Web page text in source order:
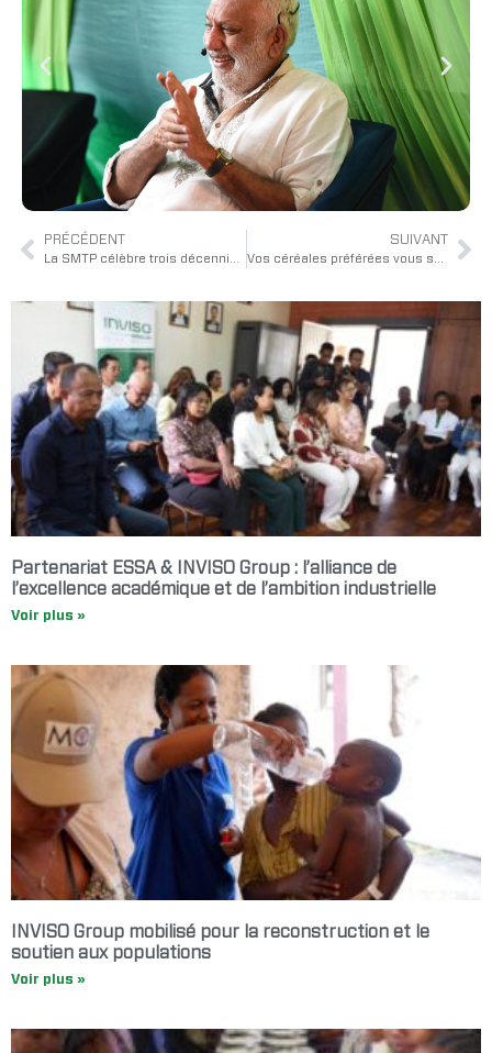
PRÉCÉDENT SUIVANT
Partenariat ESSA & INVISO Group : l’alliance de
l’excellence académique et de l’ambition industrielle
Voir plus »
INVISO Group mobilisé pour la reconstruction et le
soutien aux populations
Voir plus »